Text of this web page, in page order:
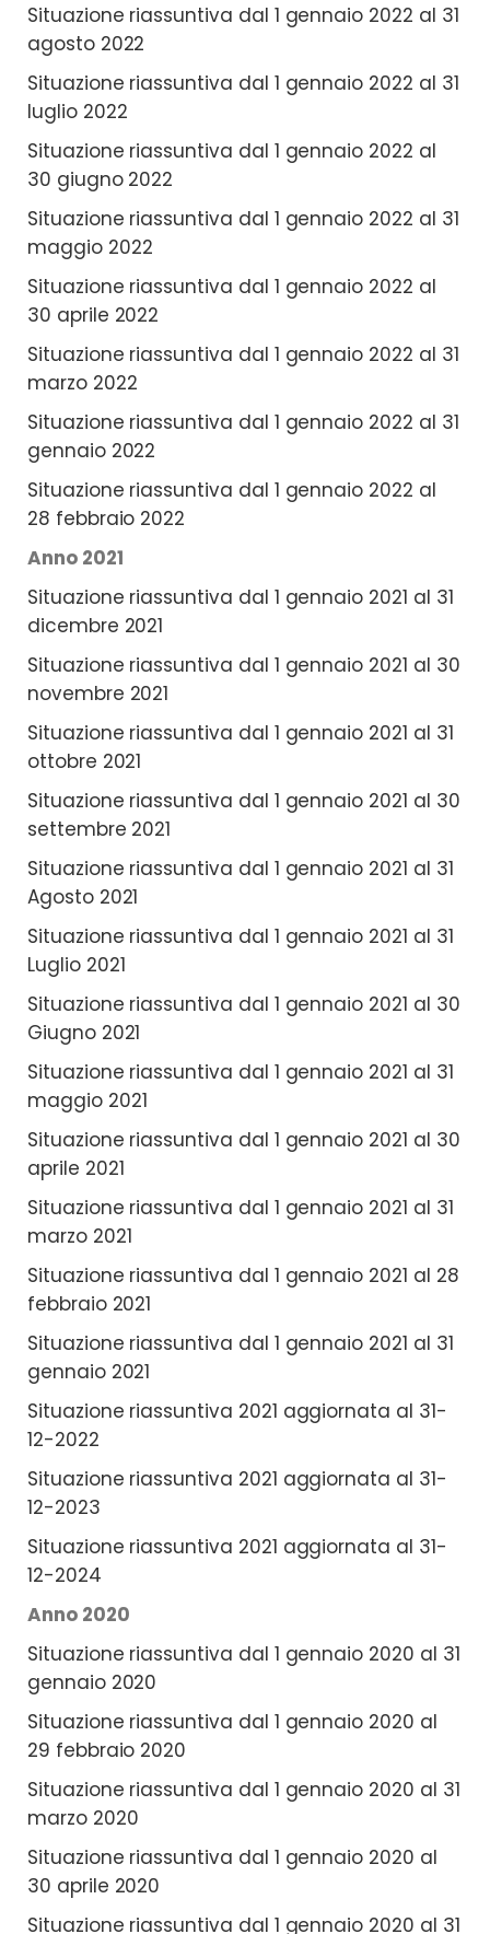
Situazione riassuntiva dal 1 gennaio 2022 al 31
agosto 2022
Situazione riassuntiva dal 1 gennaio 2022 al 31
luglio 2022
Situazione riassuntiva dal 1 gennaio 2022 al
30 giugno 2022
Situazione riassuntiva dal 1 gennaio 2022 al 31
maggio 2022
Situazione riassuntiva dal 1 gennaio 2022 al
30 aprile 2022
Situazione riassuntiva dal 1 gennaio 2022 al 31
marzo 2022
Situazione riassuntiva dal 1 gennaio 2022 al 31
gennaio 2022
Situazione riassuntiva dal 1 gennaio 2022 al
28 febbraio 2022
Anno 2021
Situazione riassuntiva dal 1 gennaio 2021 al 31
dicembre 2021
Situazione riassuntiva dal 1 gennaio 2021 al 30
novembre 2021
Situazione riassuntiva dal 1 gennaio 2021 al 31
ottobre 2021
Situazione riassuntiva dal 1 gennaio 2021 al 30
settembre 2021
Situazione riassuntiva dal 1 gennaio 2021 al 31
Agosto 2021
Situazione riassuntiva dal 1 gennaio 2021 al 31
Luglio 2021
Situazione riassuntiva dal 1 gennaio 2021 al 30
Giugno 2021
Situazione riassuntiva dal 1 gennaio 2021 al 31
maggio 2021
Situazione riassuntiva dal 1 gennaio 2021 al 30
aprile 2021
Situazione riassuntiva dal 1 gennaio 2021 al 31
marzo 2021
Situazione riassuntiva dal 1 gennaio 2021 al 28
febbraio 2021
Situazione riassuntiva dal 1 gennaio 2021 al 31
gennaio 2021
Situazione riassuntiva 2021 aggiornata al 31-
12-2022
Situazione riassuntiva 2021 aggiornata al 31-
12-2023
Situazione riassuntiva 2021 aggiornata al 31-
12-2024
Anno 2020
Situazione riassuntiva dal 1 gennaio 2020 al 31
gennaio 2020
Situazione riassuntiva dal 1 gennaio 2020 al
29 febbraio 2020
Situazione riassuntiva dal 1 gennaio 2020 al 31
marzo 2020
Situazione riassuntiva dal 1 gennaio 2020 al
30 aprile 2020
Situazione riassuntiva dal 1 gennaio 2020 al 31